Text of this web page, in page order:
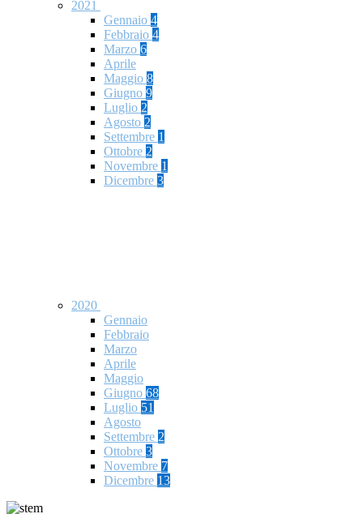
2021
Gennaio 4
Febbraio 4
Marzo 6
Aprile
Maggio 8
Giugno 9
Luglio 2
Agosto 2
Settembre 1
Ottobre 2
Novembre 1
Dicembre 3
2020
Gennaio
Febbraio
Marzo
Aprile
Maggio
Giugno 68
Luglio 51
Agosto
Settembre 2
Ottobre 3
Novembre 7
Dicembre 13